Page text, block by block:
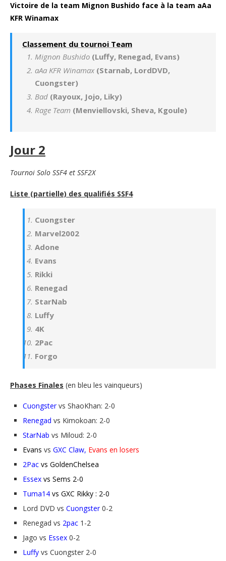
Victoire de la team Mignon Bushido face à la team aAa
KFR Winamax
Classement du tournoi Team
Mignon Bushido (Luffy, Renegad, Evans)
aAa KFR Winamax (Starnab, LordDVD,
Cuongster)
Bad (Rayoux, Jojo, Liky)
Rage Team (Menviellovski, Sheva, Kgoule)
Jour 2
Tournoi Solo SSF4 et SSF2X
Liste (partielle) des qualifiés SSF4
Cuongster
Marvel2002
Adone
Evans
Rikki
Renegad
StarNab
Luffy
4K
2Pac
Forgo
Phases Finales (en bleu les vainqueurs)
Cuongstervs ShaoKhan: 2-0
Renegad vs Kimokoan: 2-0
StarNab vs Miloud: 2-0
Evans vs GXC Claw, Evans en losers
2Pac vs GoldenChelsea
Essex vs Sems 2-0
Tuma14 vs GXC Rikky : 2-0
Lord DVD vs Cuongster0-2
Renegad vs 2pac 1-2
Jago vs Essex 0-2
Luffy vs Cuongster 2-0